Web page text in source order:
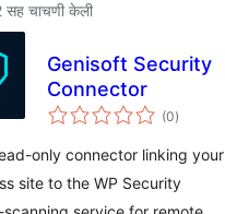
सह चाचणी केली
Genisoft Security
Connector
(0एकूण
मूल्यांकन
)
only connector linking your
site to the WP Security